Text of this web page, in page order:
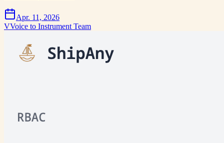
Apr. 11, 2026
VVoice to Instrument Team